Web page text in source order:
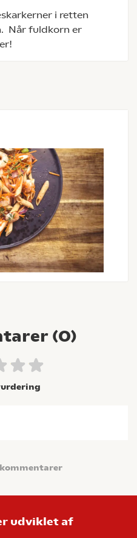
i retten
Når fuldkorn er
(0)
udviklet af